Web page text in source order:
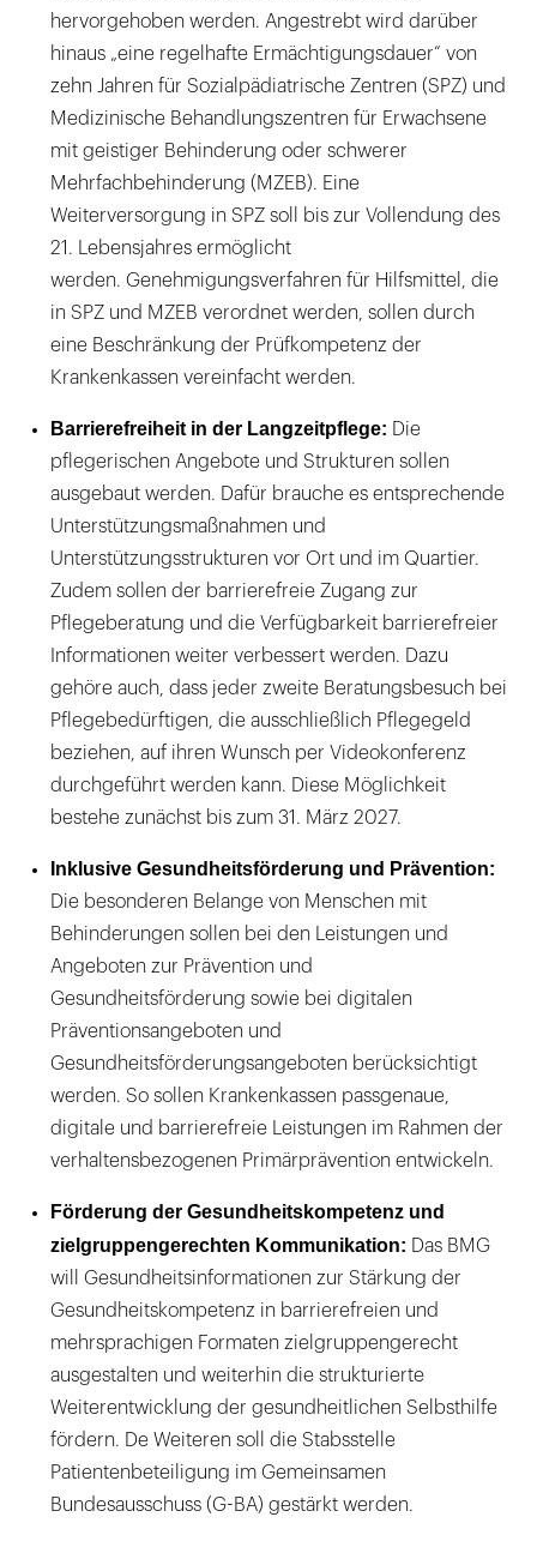
hervorgehoben werden. Angestrebt wird darüber
hinaus „eine regelhafte Ermächtigungsdauer“ von
zehn Jahren für Sozialpädiatrische Zentren (SPZ) und
Medizinische Behandlungszentren für Erwachsene
mit geistiger Behinderung oder schwerer
Mehrfachbehinderung (MZEB). Eine
Weiterversorgung in SPZ soll bis zur Vollendung des
21. Lebensjahres ermöglicht
werden. Genehmigungsverfahren für Hilfsmittel, die
in SPZ und MZEB verordnet werden, sollen durch
eine Beschränkung der Prüfkompetenz der
Krankenkassen vereinfacht werden.
Barrierefreiheit in der Langzeitpflege: Die
pflegerischen Angebote und Strukturen sollen
ausgebaut werden. Dafür brauche es entsprechende
Unterstützungsmaßnahmen und
Unterstützungsstrukturen vor Ort und im Quartier.
Zudem sollen der barrierefreie Zugang zur
Pflegeberatung und die Verfügbarkeit barrierefreier
Informationen weiter verbessert werden. Dazu
gehöre auch, dass jeder zweite Beratungsbesuch bei
Pflegebedürftigen, die ausschließlich Pflegegeld
beziehen, auf ihren Wunsch per Videokonferenz
durchgeführt werden kann. Diese Möglichkeit
bestehe zunächst bis zum 31. März 2027.
Inklusive Gesundheitsförderung und Prävention:
Die besonderen Belange von Menschen mit
Behinderungen sollen bei den Leistungen und
Angeboten zur Prävention und
Gesundheitsförderung sowie bei digitalen
Präventionsangeboten und
Gesundheitsförderungsangeboten berücksichtigt
werden. So sollen Krankenkassen passgenaue,
digitale und barrierefreie Leistungen im Rahmen der
verhaltensbezogenen Primärprävention entwickeln.
Förderung der Gesundheitskompetenz und
zielgruppengerechten Kommunikation: Das BMG
will Gesundheitsinformationen zur Stärkung der
Gesundheitskompetenz in barrierefreien und
mehrsprachigen Formaten zielgruppengerecht
ausgestalten und weiterhin die strukturierte
Weiterentwicklung der gesundheitlichen Selbsthilfe
fördern. De Weiteren soll die Stabsstelle
Patientenbeteiligung im Gemeinsamen
Bundesausschuss (G-BA) gestärkt werden.